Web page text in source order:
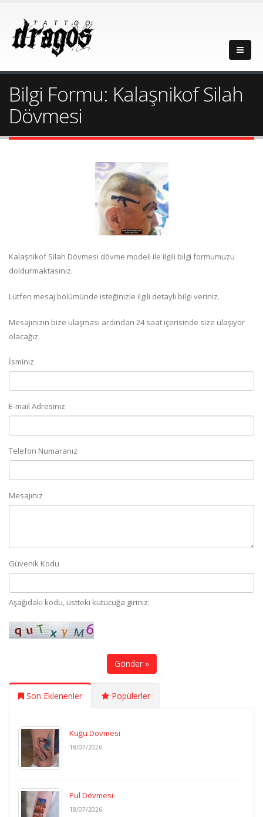
Bilgi Formu: Kalaşnikof Silah
Dövmesi
Kalaşnikof Silah Dövmesi dövme modeli ile ilgili bilgi formumuzu
doldurmaktasınız.
Lütfen mesaj bölümünde isteğinizle ilgili detaylı bilgi veriniz.
Mesajınızın bize ulaşması ardından 24 saat içerisinde size ulaşıyor
olacağız.
İsminiz
E-mail Adresiniz
Telefon Numaranız
Mesajınız
Güvenik Kodu
Aşağıdaki kodu, üstteki kutucuğa giriniz:
Gönder »
Son Eklenenler Popülerler
Kuğu Dövmesi
18/07/2026
Pul Dövmesi
18/07/2026